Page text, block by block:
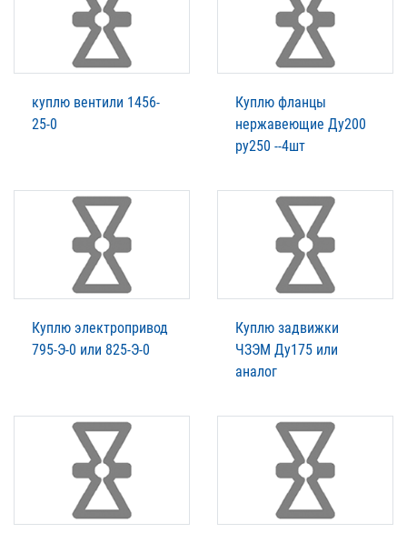
куплю вентили 1456-
25-0
Куплю фланцы
нержавеющие Ду200
ру250 --4шт
Куплю электропривод
795-Э-0 или 825-Э-0
Куплю задвижки
ЧЗЭМ Ду175 или
аналог